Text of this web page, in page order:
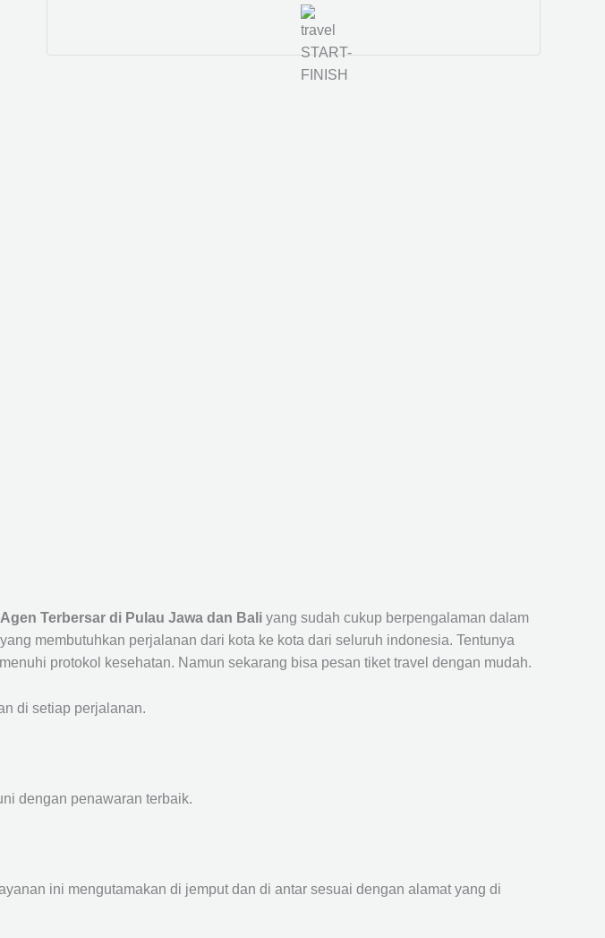
Agen Terbersar di Pulau Jawa dan Bali yang sudah cukup berpengalaman dalam
membutuhkan perjalanan dari kota ke kota dari seluruh indonesia. Tentunya
protokol kesehatan. Namun sekarang bisa pesan tiket travel dengan mudah.
di setiap perjalanan.
dengan penawaran terbaik.
ini mengutamakan di jemput dan di antar sesuai dengan alamat yang di